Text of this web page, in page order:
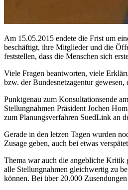
Am 15.05.2015 endete die Frist um
beschäftigt, ihre Mitglieder und die
feststellen, dass die Menschen sich
Viele Fragen beantworten, viele
bzw. der Bundesnetzagentur
Punktgenau zum Konsultationsende
Stellungnahmen Präsident Jochen
zum Planungsverfahren SuedLink an
Gerade in den letzen Tagen wurden
Zusage geben, auch bei etwas
Thema war auch die angebliche Kritik
alle Stellungnahmen gleichwertig zu
können. Bei über 20.000